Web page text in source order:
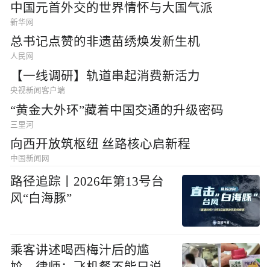
中国元首外交的世界情怀与大国气派
新华网
总书记点赞的非遗苗绣焕发新生机
人民网
【一线调研】轨道串起消费新活力
央视新闻客户端
“黄金大外环”藏着中国交通的升级密码
三里河
向西开放筑枢纽 丝路核心启新程
中国新闻网
路径追踪丨2026年第13号台
风“白海豚”
乘客讲述喝西梅汁后的尴